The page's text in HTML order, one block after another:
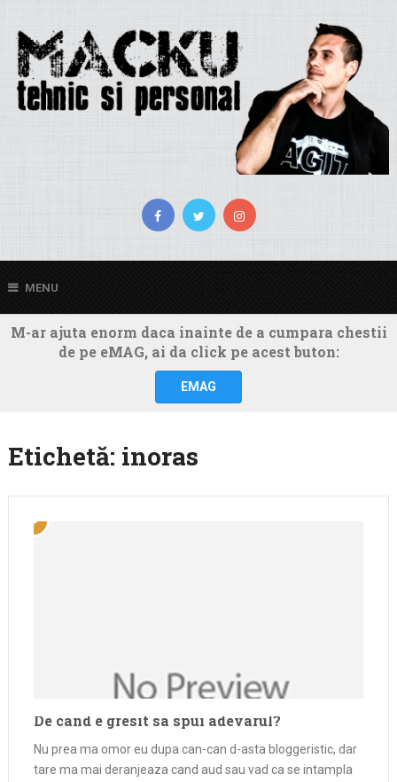
MENU
M-ar ajuta enorm daca inainte de a cumpara chestii
de pe eMAG, ai da click pe acest buton:
EMAG
Etichetă: inoras
De cand e gresit sa spui adevarul?
Nu prea ma omor eu dupa can-can d-asta bloggeristic, dar
tare ma mai deranjeaza cand aud sau vad ca se intampla